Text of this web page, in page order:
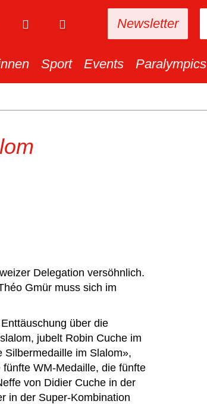
Newsletter
Sport Events Paralympics
Delegation versöhnlich.
Gmür muss sich im
über die
jubelt Robin Cuche im
Silbermedaille im Slalom»,
WM-Medaille, die fünfte
von Didier Cuche in der
in der Super-Kombination